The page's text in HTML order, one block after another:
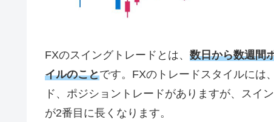
FXのスイングトレードとは、 数日から数週間
イルのことです。 FXのトレードスタイルには
ド、ポジショントレードがありますが、スイ
が2番目に長くなります。